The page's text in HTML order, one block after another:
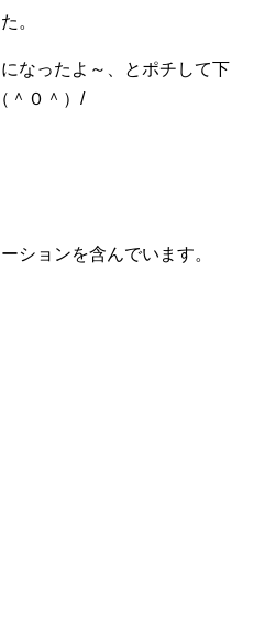
た。
なったよ～、とポチして下
＾０＾）/
ションを含んでいます。